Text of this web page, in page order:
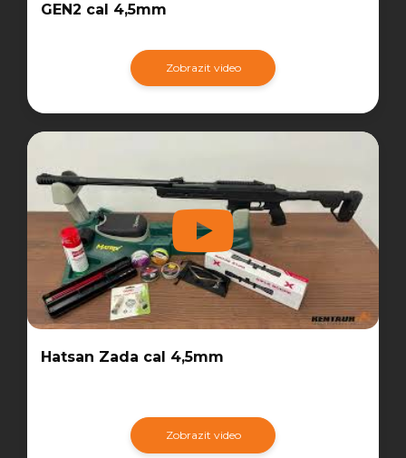
GEN2 cal 4,5mm
Zobrazit video
Hatsan Zada cal 4,5mm
Zobrazit video